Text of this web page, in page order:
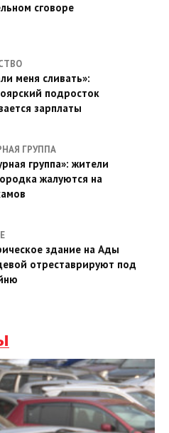
сговоре
меня сливать»:
подросток
зарплаты
ГРУППА
группа»: жители
жалуются на
здание на Ады
отреставрируют под